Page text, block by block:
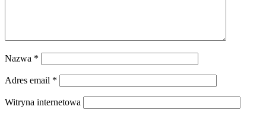
Nazwa *
Adres email *
Witryna internetowa